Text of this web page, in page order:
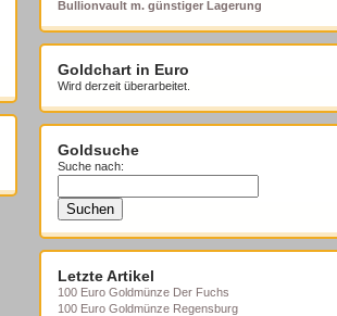
Bullionvault m. günstiger Lagerung
Goldchart in Euro
Wird derzeit überarbeitet.
Goldsuche
Suche nach:
Letzte Artikel
100 Euro Goldmünze Der Fuchs
100 Euro Goldmünze Regensburg